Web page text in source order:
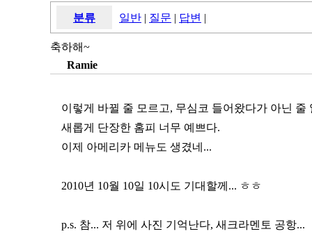
분류 일반 | 질문 | 답변 |
축하해~
Ramie
이렇게 바뀔 줄 모르고, 무심코 들어왔다가 아닌 줄
새롭게 단장한 홈피 너무 예쁘다.
이제 아메리카 메뉴도 생겼네...
2010년 10월 10일 10시도 기대할께... ㅎㅎ
p.s. 참... 저 위에 사진 기억난다, 새크라멘토 공항...